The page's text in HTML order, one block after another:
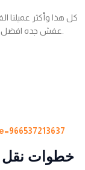
كل هذا وأكثر
خطوات نقل